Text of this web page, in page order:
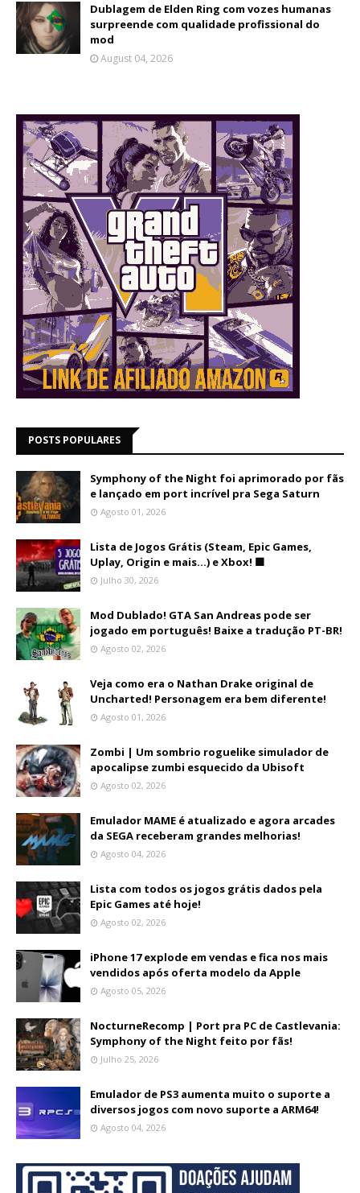
Dublagem de Elden Ring com vozes humanas
surpreende com qualidade profissional do
mod
August 04, 2026
POSTS POPULARES
Symphony of the Night foi aprimorado por fãs
e lançado em port incrível pra Sega Saturn
Agosto 01, 2026
Lista de Jogos Grátis (Steam, Epic Games,
Uplay, Origin e mais...) e Xbox! 🟩
Julho 30, 2026
Mod Dublado! GTA San Andreas pode ser
jogado em português! Baixe a tradução PT-BR!
Agosto 02, 2026
Veja como era o Nathan Drake original de
Uncharted! Personagem era bem diferente!
Agosto 01, 2026
Zombi | Um sombrio roguelike simulador de
apocalipse zumbi esquecido da Ubisoft
Agosto 02, 2026
Emulador MAME é atualizado e agora arcades
da SEGA receberam grandes melhorias!
Agosto 04, 2026
Lista com todos os jogos grátis dados pela
Epic Games até hoje!
Agosto 02, 2026
iPhone 17 explode em vendas e fica nos mais
vendidos após oferta modelo da Apple
Agosto 05, 2026
NocturneRecomp | Port pra PC de Castlevania:
Symphony of the Night feito por fãs!
Julho 25, 2026
Emulador de PS3 aumenta muito o suporte a
diversos jogos com novo suporte a ARM64!
Agosto 04, 2026